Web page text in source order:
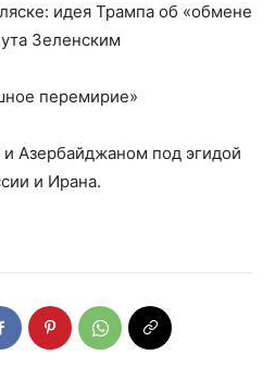
идея Трампа об «обмене
Зеленским
перемирие»
Азербайджаном под эгидой
и Ирана.